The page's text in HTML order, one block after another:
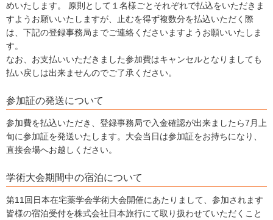
めいたします。 原則として１名様ごとそれぞれで払込をいただきま
すようお願いいたしますが、止むを得ず複数分を払込いただく際
は、下記の登録事務局までご連絡くださいますようお願いいたしま
す。
なお、お支払いいただきました参加費はキャンセルとなりましても
払い戻しは出来ませんのでご了承ください。
参加証の発送について
参加費を払込いただき、登録事務局で入金確認が出来ましたら7月上
旬に参加証を発送いたします。大会当日は参加証をお持ちになり、
直接会場へお越しください。
学術大会期間中の宿泊について
第11回日本在宅薬学会学術大会開催にあたりまして、参加されます
皆様の宿泊受付を株式会社日本旅行にて取り扱わせていただくこと